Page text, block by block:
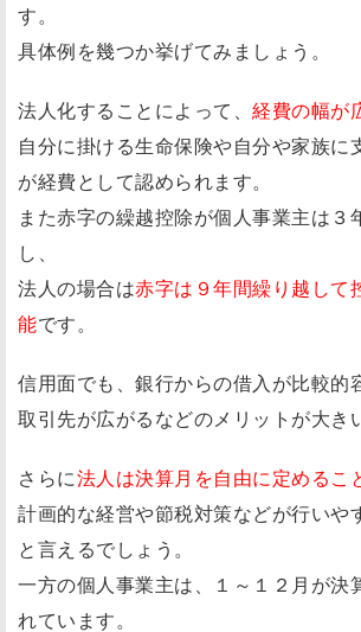
す。
具体例を幾つか挙げてみましょう。
法人化することによって、 経費の幅が
自分に掛ける生命保険や自分や家族に
が経費として認められます。
また赤字の繰越控除が個人事業主は３
し、
法人の場合は赤字は９年間繰り越して
能です。
信用面でも、銀行からの借入が比較的
取引先が広がるなどのメリットが大き
さらに法人は決算月を自由に定めるこ
計画的な経営や節税対策などが行いや
と言えるでしょう。
一方の個人事業主は、１～１２月が決
れています。